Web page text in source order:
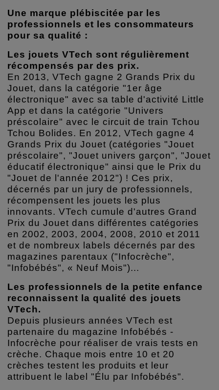
Une marque plébiscitée par les
professionnels et les consommateurs
pour sa qualité :
Les jouets VTech sont régulièrement
récompensés par des prix.
En 2013, VTech gagne 2 Grands Prix du
Jouet, dans la catégorie "1er âge
électronique" avec sa table d'activité Little
App et dans la catégorie "Univers
préscolaire" avec le circuit de train Tchou
Tchou Bolides. En 2012, VTech gagne 4
Grands Prix du Jouet (catégories "Jouet
préscolaire", "Jouet univers garçon", "Jouet
éducatif électronique" ainsi que le Prix du
"Jouet de l'année 2012") ! Ces prix,
décernés par un jury de professionnels,
récompensent les jouets les plus
innovants. VTech cumule d'autres Grand
Prix du Jouet dans différentes catégories
en 2002, 2003, 2004, 2008, 2010 et 2011
et de nombreux labels décernés par des
magazines parentaux ("Infocrèche",
"Infobébés", « Neuf Mois")...
Les professionnels de la petite enfance
reconnaissent la qualité des jouets
VTech.
Depuis plusieurs années VTech est
partenaire du magazine Infobébés -
Infocrèche pour réaliser de vrais tests en
crèche. Chaque mois entre 10 et 20
crèches testent les produits et leur
attribuent le label "Élu par Infobébés".